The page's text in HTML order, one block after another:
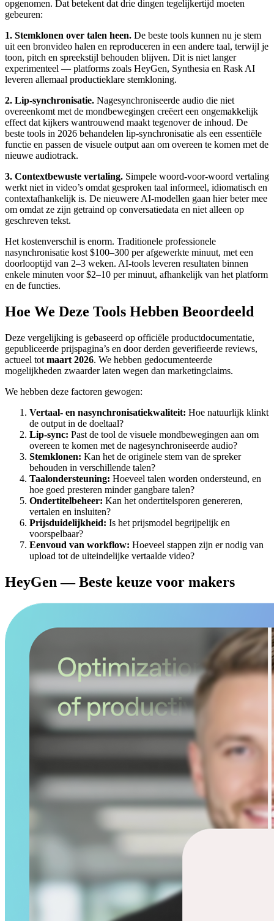
opgenomen. Dat betekent dat drie dingen tegelijkertijd moeten
gebeuren:
1. Stemklonen over talen heen. De beste tools kunnen nu je stem
uit een bronvideo halen en reproduceren in een andere taal, terwijl je
toon, pitch en spreekstijl behouden blijven. Dit is niet langer
experimenteel — platforms zoals HeyGen, Synthesia en Rask AI
leveren allemaal productieklare stemkloning.
2. Lip-synchronisatie. Nagesynchroniseerde audio die niet
overeenkomt met de mondbewegingen creëert een ongemakkelijk
effect dat kijkers wantrouwend maakt tegenover de inhoud. De
beste tools in 2026 behandelen lip-synchronisatie als een essentiële
functie en passen de visuele output aan om overeen te komen met de
nieuwe audiotrack.
3. Contextbewuste vertaling. Simpele woord-voor-woord vertaling
werkt niet in video’s omdat gesproken taal informeel, idiomatisch en
contextafhankelijk is. De nieuwere AI-modellen gaan hier beter mee
om omdat ze zijn getraind op conversatiedata en niet alleen op
geschreven tekst.
Het kostenverschil is enorm. Traditionele professionele
nasynchronisatie kost $100–300 per afgewerkte minuut, met een
doorlooptijd van 2–3 weken. AI-tools leveren resultaten binnen
enkele minuten voor $2–10 per minuut, afhankelijk van het platform
en de functies.
Hoe We Deze Tools Hebben Beoordeeld
Deze vergelijking is gebaseerd op officiële productdocumentatie,
gepubliceerde prijspagina’s en door derden geverifieerde reviews,
actueel tot maart 2026. We hebben gedocumenteerde
mogelijkheden zwaarder laten wegen dan marketingclaims.
We hebben deze factoren gewogen:
Vertaal- en nasynchronisatiekwaliteit: Hoe natuurlijk klinkt
de output in de doeltaal?
Lip-sync: Past de tool de visuele mondbewegingen aan om
overeen te komen met de nagesynchroniseerde audio?
Stemklonen: Kan het de originele stem van de spreker
behouden in verschillende talen?
Taalondersteuning: Hoeveel talen worden ondersteund, en
hoe goed presteren minder gangbare talen?
Ondertitelbeheer: Kan het ondertitelsporen genereren,
vertalen en insluiten?
Prijsduidelijkheid: Is het prijsmodel begrijpelijk en
voorspelbaar?
Eenvoud van workflow: Hoeveel stappen zijn er nodig van
upload tot de uiteindelijke vertaalde video?
HeyGen — Beste keuze voor makers